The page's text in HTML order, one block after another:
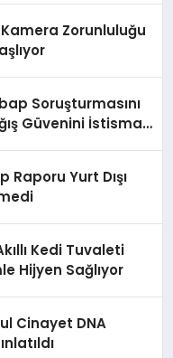
Zorunluluğu
Soruşturmasını
Güvenini İstismar
Raporu Yurt Dışı
Kedi Tuvaleti
Hijyen Sağlıyor
Cinayet DNA